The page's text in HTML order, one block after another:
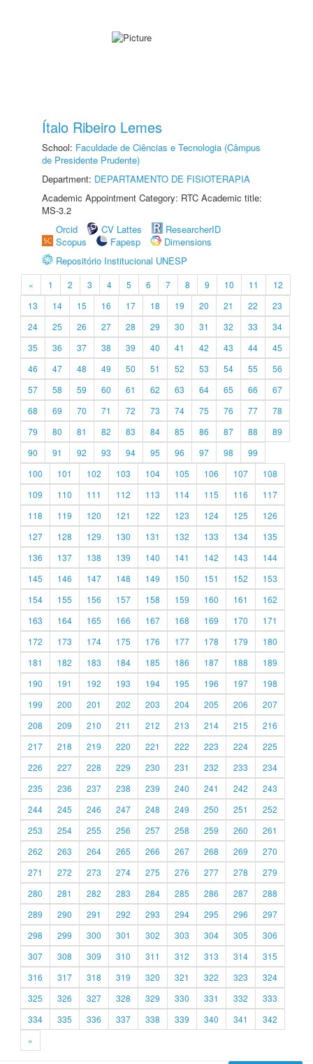
Ítalo Ribeiro Lemes
School: Faculdade de Ciências e Tecnologia (Câmpus
de Presidente Prudente)
Department: DEPARTAMENTO DE FISIOTERAPIA
Academic Appointment Category: RTC Academic title:
MS-3.2
Orcid
CV Lattes
ResearcherID
Scopus
Fapesp
Dimensions
Repositório Institucional UNESP
« 1 2 3 4 5 6 7 8 9 10 11
12
13
14 15 16 17 18 19 20 21 22
23
24
25 26 27 28 29 30 31 32 33
34
35
36 37 38 39 40 41 42 43 44
45
46
47 48 49 50 51 52 53 54 55
56
57
58 59 60 61 62 63 64 65 66
67
68
69 70 71 72 73 74 75 76 77
78
79
80 81 82 83 84 85 86 87 88
89
90
91 92 93 94 95 96 97 98
99
100
101 102 103 104 105 106 107
108
109
110 111 112 113 114 115 116
117
118
119 120 121 122 123 124 125
126
127
128 129 130 131 132 133 134
135
136
137 138 139 140 141 142 143
144
145
146 147 148 149 150 151 152
153
154
155 156 157 158 159 160 161
162
163
164 165 166 167 168 169 170
171
172
173 174 175 176 177 178 179
180
181
182 183 184 185 186 187 188
189
190
191 192 193 194 195 196 197
198
199
200 201 202 203 204 205 206
207
208
209 210 211 212 213 214 215
216
217
218 219 220 221 222 223 224
225
226
227 228 229 230 231 232 233
234
235
236 237 238 239 240 241 242
243
244
245 246 247 248 249 250 251
252
253
254 255 256 257 258 259 260
261
262
263 264 265 266 267 268 269
270
271
272 273 274 275 276 277 278
279
280
281 282 283 284 285 286 287
288
289
290 291 292 293 294 295 296
297
298
299 300 301 302 303 304 305
306
307
308 309 310 311 312 313 314
315
316
317 318 319 320 321 322 323
324
325
326 327 328 329 330 331 332
333
334
335 336 337 338 339 340 341
342
»